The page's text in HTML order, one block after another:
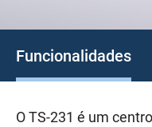
Funcionalidades
O TS-231 é um